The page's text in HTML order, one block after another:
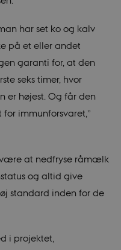
har set ko og kalv
på et eller andet
garanti for, at den
seks timer, hvor
er højest. Og får den
immunforsvaret,”
at nedfryse råmælk
og altid give
standard inden for de
i projektet,